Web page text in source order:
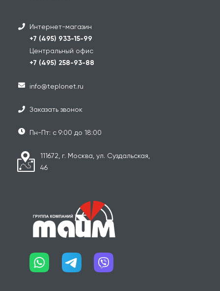
Интернет-магазин
+7 (495) 933-15-99
Центральный офис
+7 (495) 258-93-88
info@teplonet.ru
Заказать звонок
Пн-Пт: с 9:00 до 18:00
111672, г. Москва, ул. Суздальская,
46